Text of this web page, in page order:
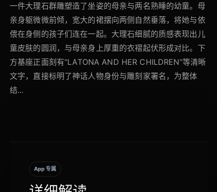
一件大理石群雕塑造了坐姿的母亲与两名熟睡的幼童。母
亲身躯微微前倾，宽大的裙摆向两侧自然垂落，将她与依
偎在身侧的孩子们连在一起。大理石细腻的质感表现出儿
童皮肤的圆润，与母亲身上厚重的衣褶起伏形成对比。下
方基座正面刻有“LATONA AND HER CHILDREN”等清晰
文字，直接标明了神话人物身份与雕刻家署名，为整体
结...
App 专属